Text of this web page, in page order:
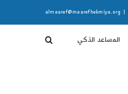
almaaref@maarefhekmiya.org
المساعد الذكي